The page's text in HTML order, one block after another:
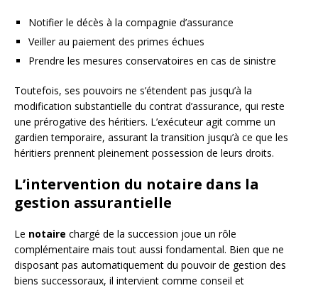
Notifier le décès à la compagnie d’assurance
Veiller au paiement des primes échues
Prendre les mesures conservatoires en cas de sinistre
Toutefois, ses pouvoirs ne s’étendent pas jusqu’à la
modification substantielle du contrat d’assurance, qui reste
une prérogative des héritiers. L’exécuteur agit comme un
gardien temporaire, assurant la transition jusqu’à ce que les
héritiers prennent pleinement possession de leurs droits.
L’intervention du notaire dans la
gestion assurantielle
Le notaire chargé de la succession joue un rôle
complémentaire mais tout aussi fondamental. Bien que ne
disposant pas automatiquement du pouvoir de gestion des
biens successoraux, il intervient comme conseil et